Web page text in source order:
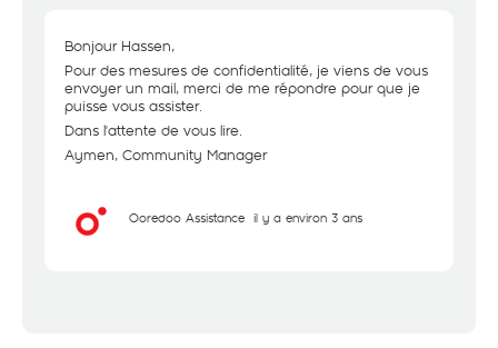
Bonjour Hassen,
Pour des mesures de confidentialité, je viens de vous
envoyer un mail, merci de me répondre pour que je
puisse vous assister.
Dans l'attente de vous lire.
Aymen, Community Manager
Ooredoo Assistance il y a environ 3 ans